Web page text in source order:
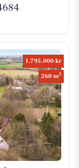
1.795.000 kr
260 m2